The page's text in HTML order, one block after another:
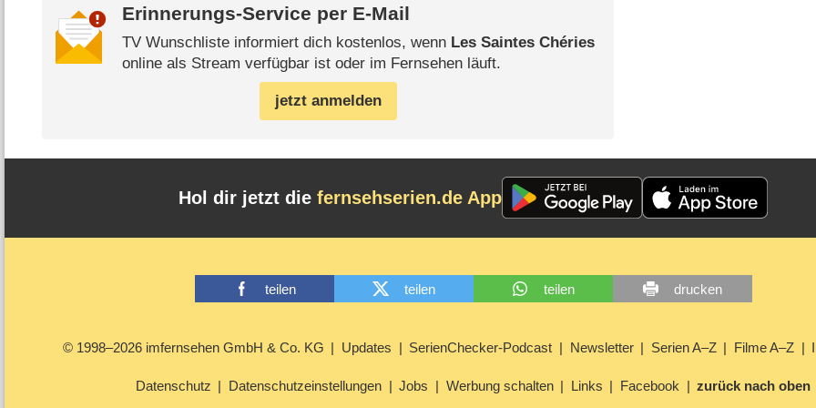
Erinnerungs-Service per E-Mail
TV Wunschliste informiert dich kostenlos, wenn Les Saintes Chéries
online als Stream verfügbar ist oder im Fernsehen läuft.
jetzt anmelden
Hol dir jetzt die fernsehserien.de App
teilen teilen teilen drucken
© 1998–2026 imfernsehen GmbH & Co. KG Updates SerienChecker-Podcast Newsletter Serien A–Z Filme A–Z
Datenschutz Datenschutzeinstellungen Jobs Werbung schalten Links Facebook zurück nach oben